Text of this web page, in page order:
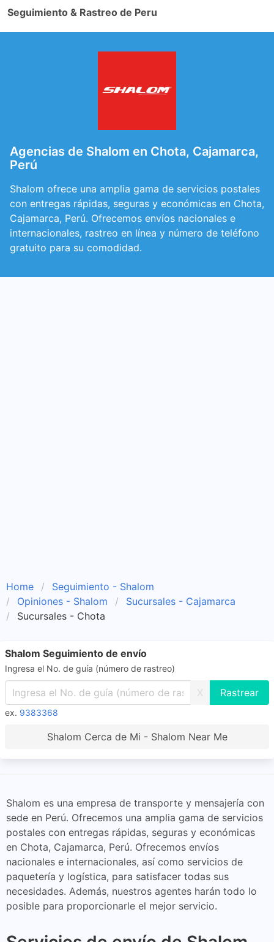
Seguimiento & Rastreo de Peru
Agencias de Shalom en Chota, Cajamarca,
Perú
Shalom ofrece una amplia gama de servicios postales
con entregas rápidas, seguras y económicas en Chota,
Cajamarca, Perú. Ofrecemos envíos nacionales e
internacionales, rastreo en línea y número de teléfono
gratuito para su comodidad.
Home
Seguimiento - Shalom
Opiniones - Shalom
Sucursales - Cajamarca
Sucursales - Chota
Shalom Seguimiento de envío
Ingresa el No. de guía (número de rastreo)
X
ex. 9383368
Shalom Cerca de Mi - Shalom Near Me
Shalom es una empresa de transporte y mensajería con
sede en Perú. Ofrecemos una amplia gama de servicios
postales con entregas rápidas, seguras y económicas
en Chota, Cajamarca, Perú. Ofrecemos envíos
nacionales e internacionales, así como servicios de
paquetería y logística, para satisfacer todas sus
necesidades. Además, nuestros agentes harán todo lo
posible para proporcionarle el mejor servicio.